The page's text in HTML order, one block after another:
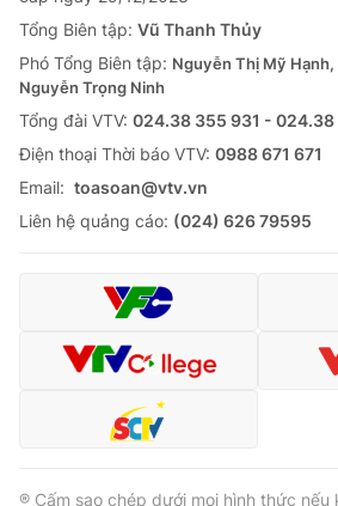
Tổng Biên tập: Vũ Thanh Thủy
Phó Tổng Biên tập: Nguyễn Thị Mỹ
Nguyễn Trọng Ninh
Tổng đài VTV: 024.38 355 931 - 024.38
Ðiện thoại Thời báo VTV: 0988 671 671
Email: toasoan@vtv.vn
Liên hệ quảng cáo: (024) 626 79595
® Cấm sao chép dưới mọi hình thức nếu